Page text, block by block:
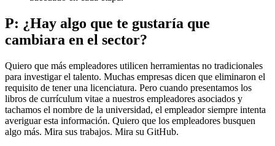
P: ¿Hay algo que te gustaría que
cambiara en el sector?
Quiero que más empleadores utilicen herramientas no tradicionales
para investigar el talento. Muchas empresas dicen que eliminaron el
requisito de tener una licenciatura. Pero cuando presentamos los
libros de currículum vitae a nuestros empleadores asociados y
tachamos el nombre de la universidad, el empleador siempre intenta
averiguar esta información. Quiero que los empleadores busquen
algo más. Mira sus trabajos. Mira su GitHub.